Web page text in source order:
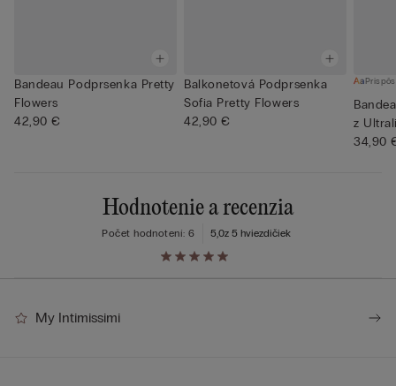
Bandeau Podprsenka Pretty
Flowers
42,90 €
Balkonetová Podprsenka
Sofia Pretty Flowers
42,90 €
z
34,90
Hodnotenie a recenzia
5,0z 5 hviezdičiek
Počet hodnotení: 6
My Intimissimi